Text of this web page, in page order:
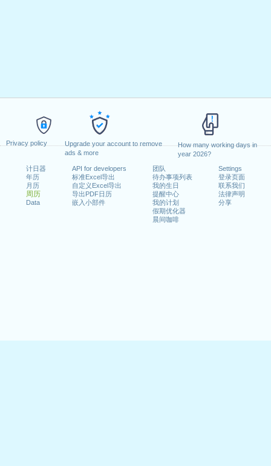
Privacy policy
Upgrade your account to remove
ads & more
How many working days in
year 2026?
计日器
年历
月历
周历
Data
API for developers
标准Excel导出
自定义Excel导出
导出PDF日历
嵌入小部件
团队
待办事项列表
我的生日
提醒中心
我的计划
假期优化器
晨间咖啡
Settings
登录页面
联系我们
法律声明
分享